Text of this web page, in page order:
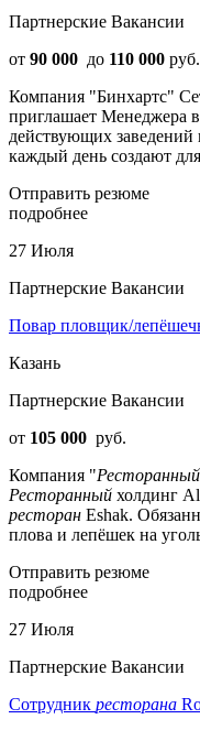
Партнерские Вакансии
от 90 000 до 110 000 руб.
Компания "Бинхартс"
приглашает Менеджера
действующих заведений
каждый день создают
Отправить резюме
подробнее
27 Июля
Партнерские Вакансии
Повар пловщик/
Казань
Партнерские Вакансии
от 105 000 руб.
Компания "Ресторанный
Ресторанный холдинг
ресторан Eshak.
плова и лепёшек на
Отправить резюме
подробнее
27 Июля
Партнерские Вакансии
Сотрудник ресторана